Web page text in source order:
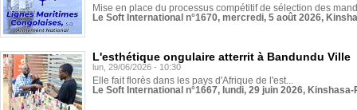
Mise en place du processus compétitif de sélection des
Le Soft International n°1670, mercredi, 5 août 2026,
L'esthétique ongulaire atterrit à Bandundu Ville
lun, 29/06/2026 - 10:30
Elle fait florès dans les pays d'Afrique de l'est...
Le Soft International n°1667, lundi, 29 juin 2026,